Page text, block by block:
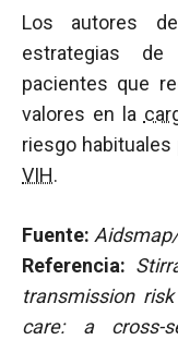
Los autores
estrategias
pacientes que
valores en la
riesgo habituales
VIH.
Fuente:
Referencia:
transmission
care: a cross-